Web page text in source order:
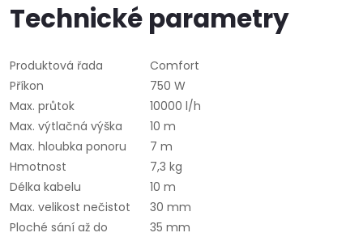
Technické parametry
Produktová řada
Comfort
Příkon
750 W
Max. průtok
10000 l/h
Max. výtlačná výška
10 m
Max. hloubka ponoru
7 m
Hmotnost
7,3 kg
Délka kabelu
10 m
Max. velikost nečistot
30 mm
Ploché sání až do
35 mm